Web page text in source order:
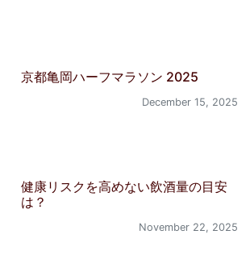
京都亀岡ハーフマラソン 2025
December 15, 2025
健康リスクを高めない飲酒量の目安
は？
November 22, 2025